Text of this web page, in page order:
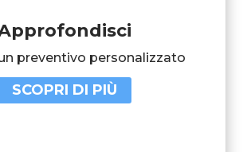
preventivo personalizzato
SCOPRI DI PIÙ